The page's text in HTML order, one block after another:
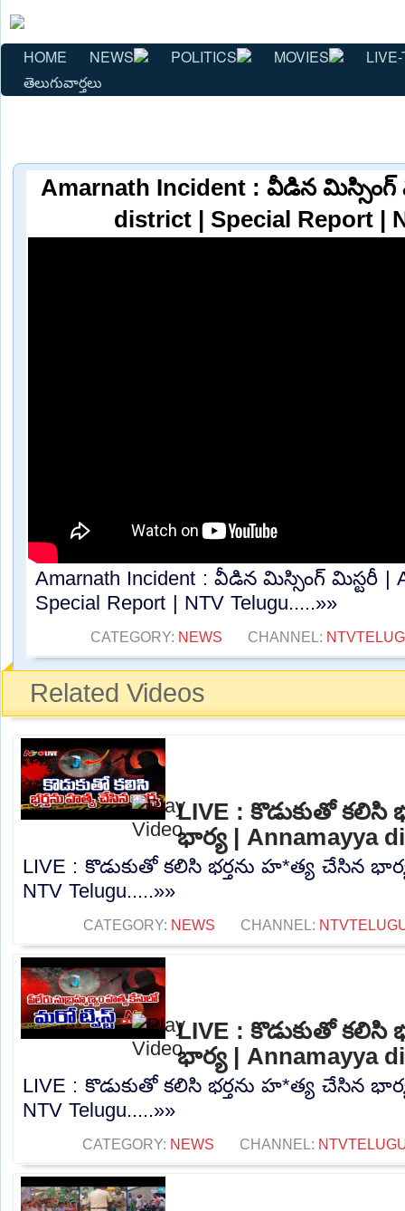
HOME NEWS POLITICS MOVIES
తెలుగువార్తలు
Amarnath Incident : వీడిన మిస్సింగ్
district | Special Report |
Amarnath Incident : వీడిన మిస్సింగ్ మిస్టరీ |
Special Report | NTV Telugu.....»»
CATEGORY: NEWS CHANNEL:
Related Videos
LIVE : కొడుకుతో కలిసి
భార్య | Annamayya
LIVE : కొడుకుతో కలిసి భర్తను హ*త్య చేసిన
NTV Telugu.....»»
CATEGORY: NEWS CHANNEL:
LIVE : కొడుకుతో కలిసి
భార్య | Annamayya
LIVE : కొడుకుతో కలిసి భర్తను హ*త్య చేసిన
NTV Telugu.....»»
CATEGORY: NEWS CHANNEL: